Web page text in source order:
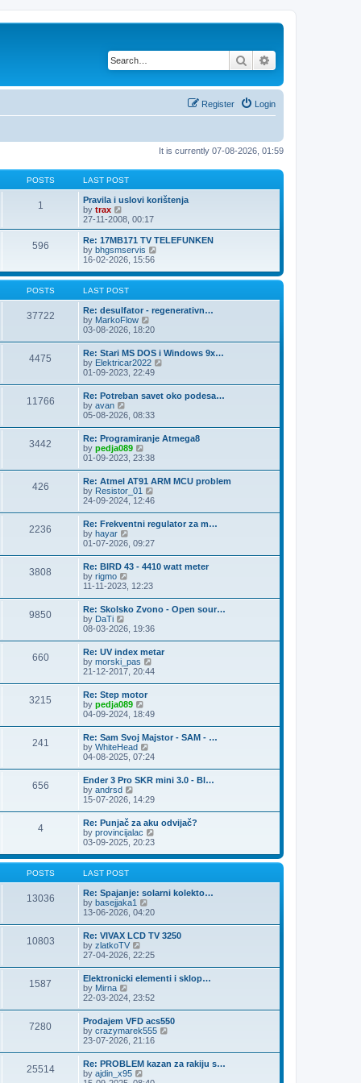
Search
Login
Register
It is currently 07-08-2026, 01:59
POSTS LAST POST
1
Pravila i uslovi korištenja
by trax
i
e
w
t
h
l
a
t
e
s
t
p
o
s
t
27-11-2008, 00:17
596
Re: 17MB171 TV TELEFUNKEN
by bhgsmservis
w
e
l
e
s
t
o
s
16-02-2026, 15:56
POSTS LAST POST
37722
Re: desulfator - regenerativn…
by MarkoFlow
i
w
t
h
e
l
a
e
s
t
p
o
s
t
03-08-2026, 18:20
4475
Re: Stari MS DOS i Windows 9x…
by Elektricar2022
t
l
a
s
t
p
t
01-09-2023, 22:49
11766
Re: Potreban savet oko podesa…
by avan
i
t
h
e
l
a
t
e
s
t
p
o
s
t
05-08-2026, 08:33
3442
Re: Programiranje Atmega8
by pedja089
i
w
t
h
e
l
a
e
s
t
p
o
s
t
01-09-2023, 23:38
426
Re: Atmel AT91 ARM MCU problem
by Resistor_01
i
t
h
l
a
s
t
p
o
t
24-09-2024, 12:46
2236
Re: Frekventni regulator za m…
by hayar
w
t
h
e
l
a
e
s
t
p
o
s
t
01-07-2026, 09:27
3808
Re: BIRD 43 - 4410 watt meter
by rigmo
t
e
l
a
t
e
s
t
p
o
s
t
11-11-2023, 12:23
9850
Re: Skolsko Zvono - Open sour…
by DaTi
i
w
t
h
e
l
a
t
e
s
t
p
o
s
t
08-03-2026, 19:36
660
Re: UV index metar
by morski_pas
i
h
e
l
a
e
s
t
p
o
s
t
21-12-2017, 20:44
3215
Re: Step motor
by pedja089
i
w
t
h
e
l
a
e
s
t
p
o
s
t
04-09-2024, 18:49
241
Re: Sam Svoj Majstor - SAM - …
by WhiteHead
i
w
t
h
e
l
a
t
e
s
t
o
s
04-08-2025, 07:24
656
Ender 3 Pro SKR mini 3.0 - Bl…
by andrsd
i
t
h
e
l
a
e
s
t
p
o
s
t
15-07-2026, 14:29
4
Re: Punjač za aku odvijač?
by provincijalac
w
e
l
e
s
o
s
03-09-2025, 20:23
POSTS LAST POST
13036
Re: Spajanje: solarni kolekto…
by basejjaka1
i
w
t
h
e
l
a
e
s
t
p
o
s
t
13-06-2026, 04:20
10803
Re: VIVAX LCD TV 3250
by zlatkoTV
i
w
t
h
e
l
a
t
e
s
t
p
o
27-04-2026, 22:25
1587
Elektronicki elementi i sklop…
by Mirna
w
t
h
e
l
a
t
22-03-2024, 23:52
7280
Prodajem VFD acs550
by crazymarek555
t
23-07-2026, 21:16
25514
Re: PROBLEM kazan za rakiju s…
by ajdin_x95